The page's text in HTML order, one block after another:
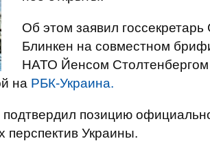
Об этом заявил
Блинкен на совместном
НАТО Йенсом Столтенбергом
на РБК-Украина.
позицию
перспектив Украины.